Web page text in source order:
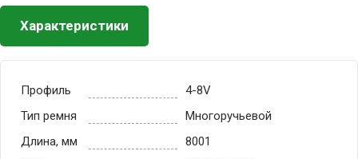
Характеристики
Профиль
4-8V
Тип ремня
Многоручьевой
Длина, мм
8001